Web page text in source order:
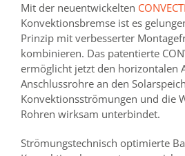
Mit der neuentwickelten
Konvektionsbremse ist es
Prinzip mit verbesserter
kombinieren. Das patentierte
ermöglicht jetzt den horizontalen
Anschlussrohre an den
Konvektionsströmungen und die
Rohren wirksam unterbindet.
Strömungstechnisch optimierte